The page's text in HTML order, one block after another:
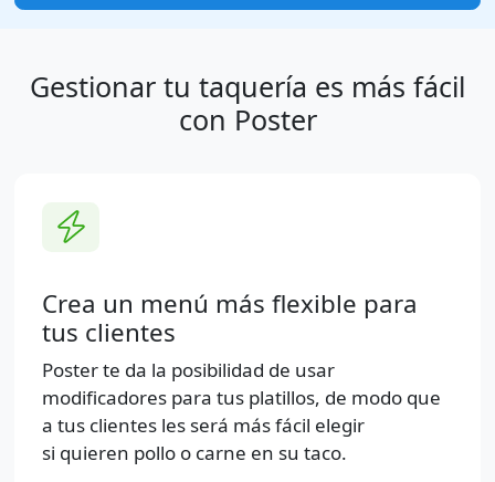
Gestionar tu taquería es más fácil
con Poster
Crea un menú más flexible para
tus clientes
Poster te da la posibilidad de usar
modificadores para tus platillos, de modo que
a tus clientes les será más fácil elegir
si quieren pollo o carne en su taco.